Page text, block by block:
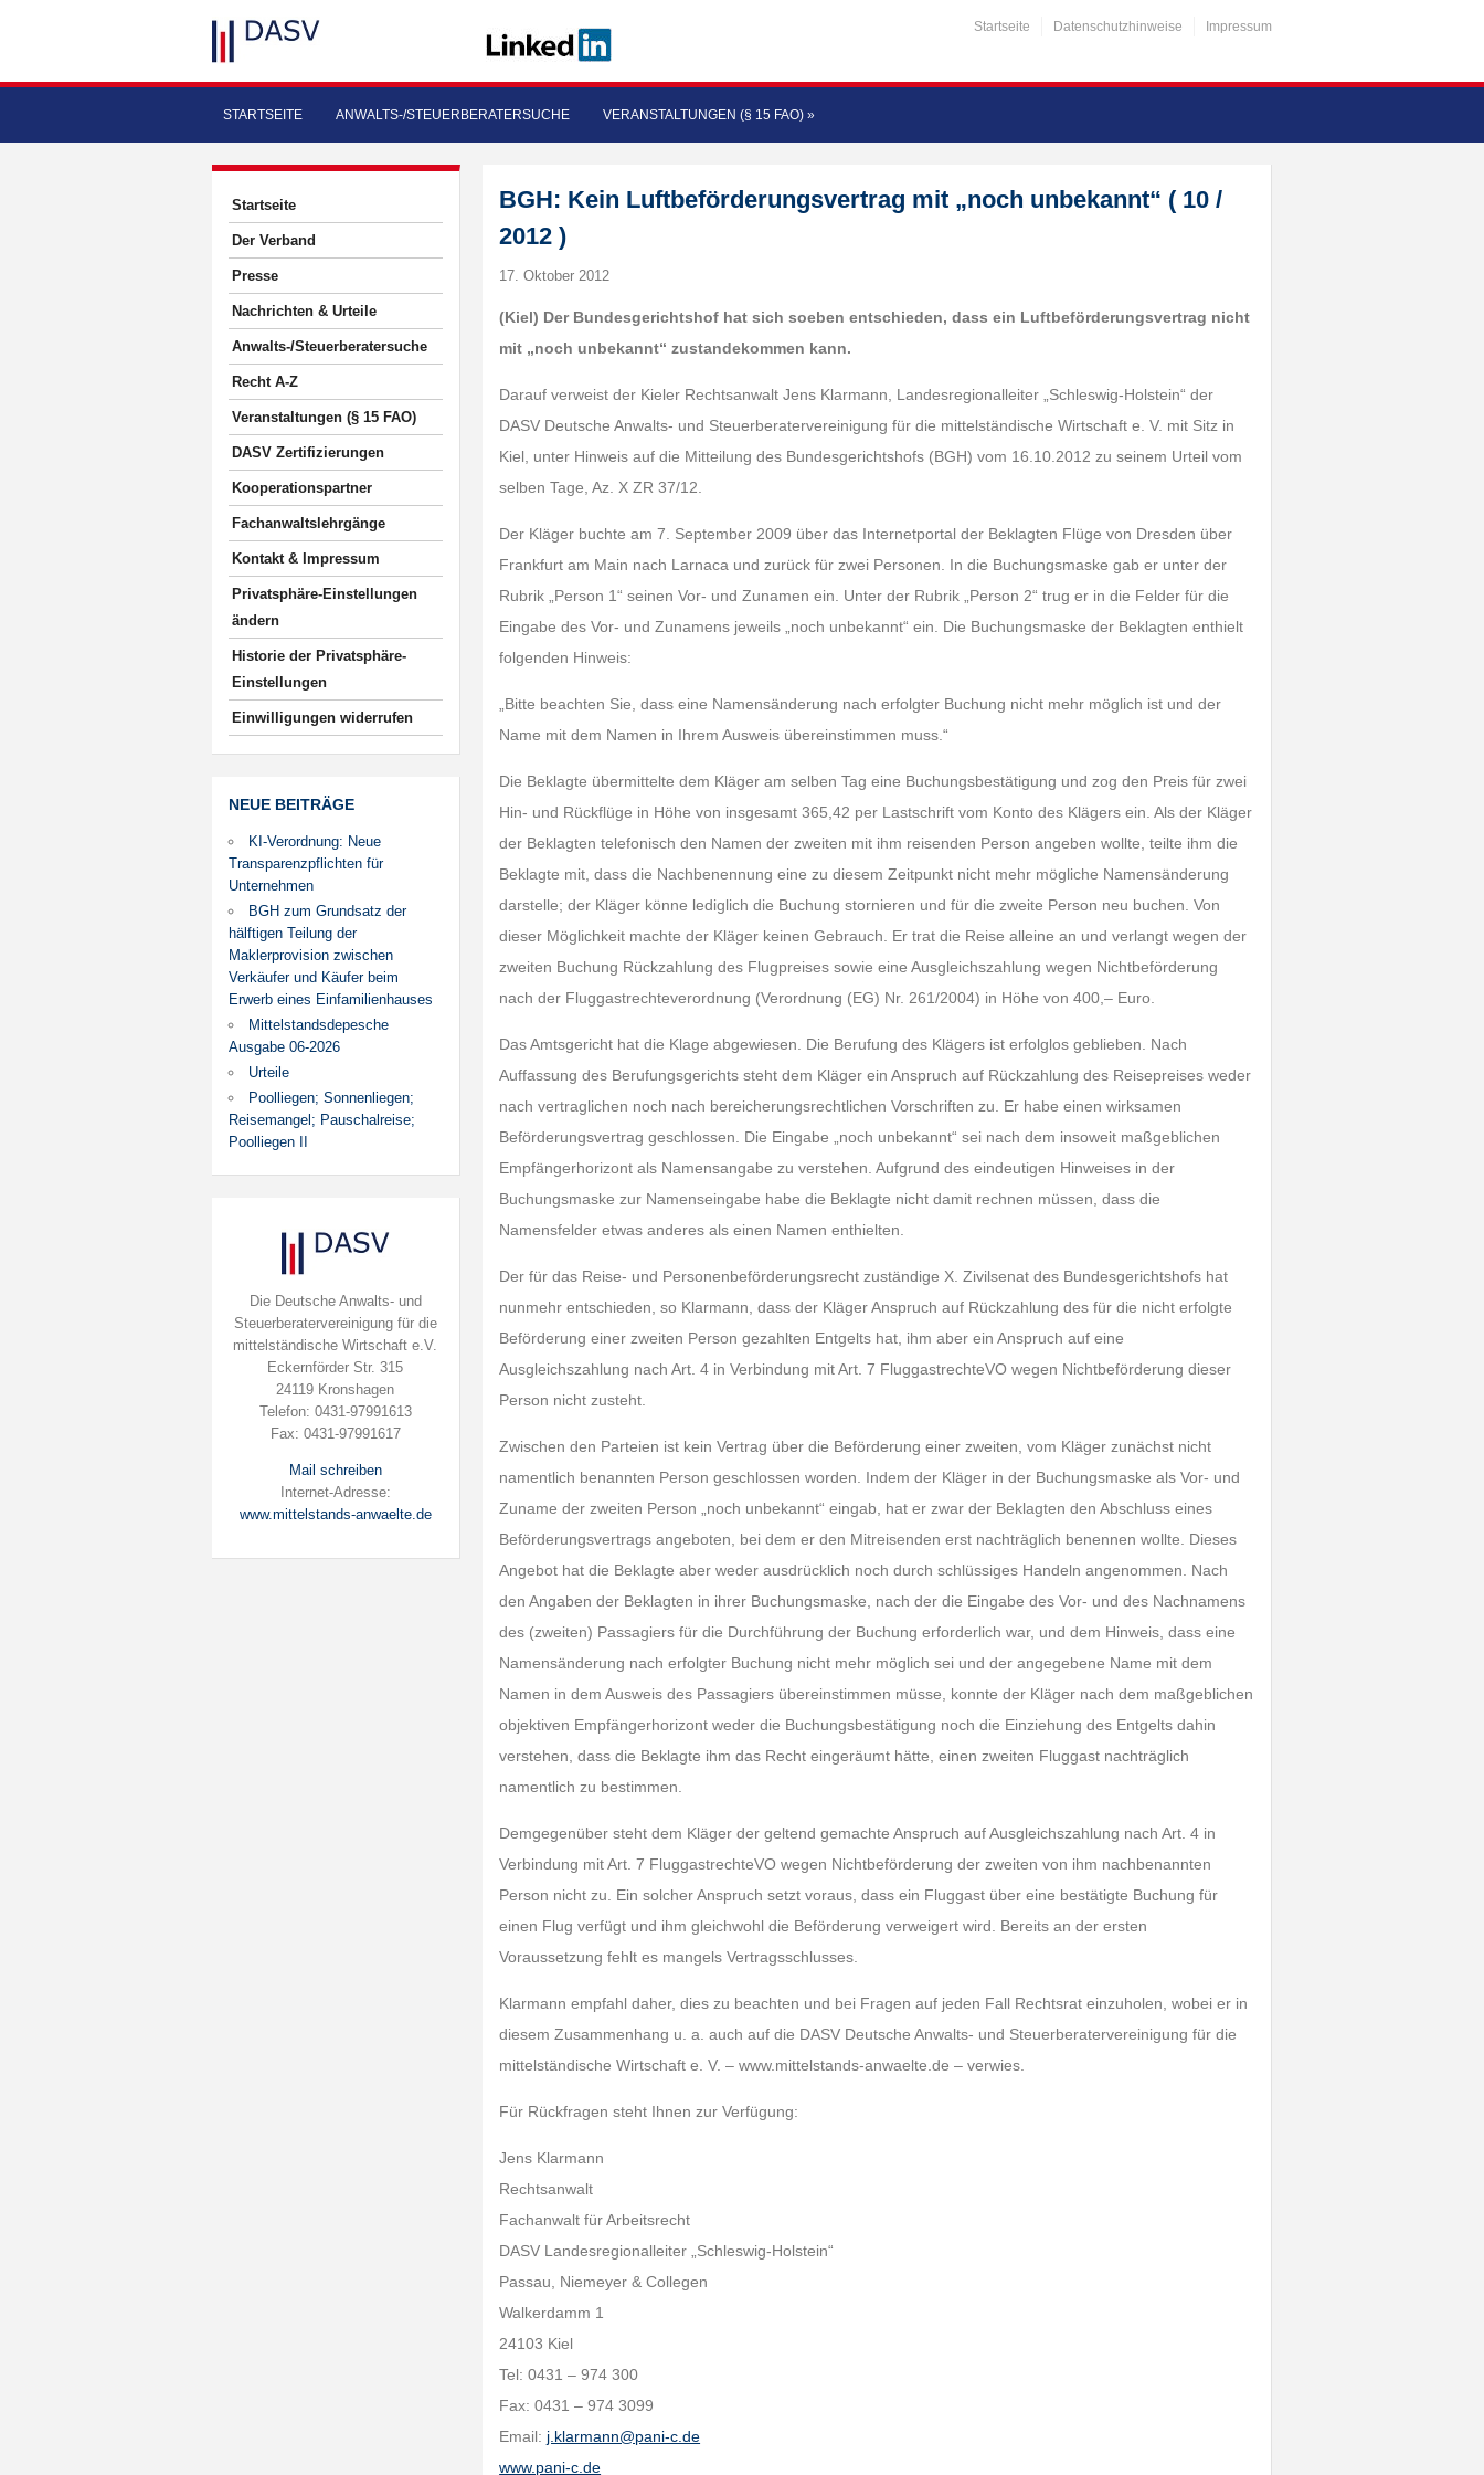
Startseite Datenschutzhinweise Impressum
STARTSEITE ANWALTS-/STEUERBERATERSUCHE VERANSTALTUNGEN (§ 15 FAO) »
Startseite
Der Verband
Presse
Nachrichten & Urteile
Anwalts-/Steuerberatersuche
Recht A-Z
Veranstaltungen (§ 15 FAO)
DASV Zertifizierungen
Kooperationspartner
Fachanwaltslehrgänge
Kontakt & Impressum
Privatsphäre-Einstellungen
ändern
Historie der Privatsphäre-
Einstellungen
Einwilligungen widerrufen
NEUE BEITRÄGE
KI-Verordnung: Neue
Transparenzpflichten für
Unternehmen
BGH zum Grundsatz der
hälftigen Teilung der
Maklerprovision zwischen
Verkäufer und Käufer beim
Erwerb eines Einfamilienhauses
Mittelstandsdepesche
Ausgabe 06-2026
Urteile
Poolliegen; Sonnenliegen;
Reisemangel; Pauschalreise;
Poolliegen II
Die Deutsche Anwalts- und
Steuerberatervereinigung für die
mittelständische Wirtschaft e.V.
Eckernförder Str. 315
24119 Kronshagen
Telefon: 0431-97991613
Fax: 0431-97991617
Mail schreiben
Internet-Adresse:
www.mittelstands-anwaelte.de
BGH: Kein Luftbeförderungsvertrag mit „noch unbekannt“ ( 10 /
2012 )
17. Oktober 2012
(Kiel) Der Bundesgerichtshof hat sich soeben entschieden, dass ein Luftbeförderungsvertrag nicht
mit „noch unbekannt“ zustandekommen kann.
Darauf verweist der Kieler Rechtsanwalt Jens Klarmann, Landesregionalleiter „Schleswig-Holstein“ der
DASV Deutsche Anwalts- und Steuerberatervereinigung für die mittelständische Wirtschaft e. V. mit Sitz in
Kiel, unter Hinweis auf die Mitteilung des Bundesgerichtshofs (BGH) vom 16.10.2012 zu seinem Urteil vom
selben Tage, Az. X ZR 37/12.
Der Kläger buchte am 7. September 2009 über das Internetportal der Beklagten Flüge von Dresden über
Frankfurt am Main nach Larnaca und zurück für zwei Personen. In die Buchungsmaske gab er unter der
Rubrik „Person 1“ seinen Vor- und Zunamen ein. Unter der Rubrik „Person 2“ trug er in die Felder für die
Eingabe des Vor- und Zunamens jeweils „noch unbekannt“ ein. Die Buchungsmaske der Beklagten enthielt
folgenden Hinweis:
„Bitte beachten Sie, dass eine Namensänderung nach erfolgter Buchung nicht mehr möglich ist und der
Name mit dem Namen in Ihrem Ausweis übereinstimmen muss.“
Die Beklagte übermittelte dem Kläger am selben Tag eine Buchungsbestätigung und zog den Preis für zwei
Hin- und Rückflüge in Höhe von insgesamt 365,42 per Lastschrift vom Konto des Klägers ein. Als der Kläger
der Beklagten telefonisch den Namen der zweiten mit ihm reisenden Person angeben wollte, teilte ihm die
Beklagte mit, dass die Nachbenennung eine zu diesem Zeitpunkt nicht mehr mögliche Namensänderung
darstelle; der Kläger könne lediglich die Buchung stornieren und für die zweite Person neu buchen. Von
dieser Möglichkeit machte der Kläger keinen Gebrauch. Er trat die Reise alleine an und verlangt wegen der
zweiten Buchung Rückzahlung des Flugpreises sowie eine Ausgleichszahlung wegen Nichtbeförderung
nach der Fluggastrechteverordnung (Verordnung (EG) Nr. 261/2004) in Höhe von 400,– Euro.
Das Amtsgericht hat die Klage abgewiesen. Die Berufung des Klägers ist erfolglos geblieben. Nach
Auffassung des Berufungsgerichts steht dem Kläger ein Anspruch auf Rückzahlung des Reisepreises weder
nach vertraglichen noch nach bereicherungsrechtlichen Vorschriften zu. Er habe einen wirksamen
Beförderungsvertrag geschlossen. Die Eingabe „noch unbekannt“ sei nach dem insoweit maßgeblichen
Empfängerhorizont als Namensangabe zu verstehen. Aufgrund des eindeutigen Hinweises in der
Buchungsmaske zur Namenseingabe habe die Beklagte nicht damit rechnen müssen, dass die
Namensfelder etwas anderes als einen Namen enthielten.
Der für das Reise- und Personenbeförderungsrecht zuständige X. Zivilsenat des Bundesgerichtshofs hat
nunmehr entschieden, so Klarmann, dass der Kläger Anspruch auf Rückzahlung des für die nicht erfolgte
Beförderung einer zweiten Person gezahlten Entgelts hat, ihm aber ein Anspruch auf eine
Ausgleichszahlung nach Art. 4 in Verbindung mit Art. 7 FluggastrechteVO wegen Nichtbeförderung dieser
Person nicht zusteht.
Zwischen den Parteien ist kein Vertrag über die Beförderung einer zweiten, vom Kläger zunächst nicht
namentlich benannten Person geschlossen worden. Indem der Kläger in der Buchungsmaske als Vor- und
Zuname der zweiten Person „noch unbekannt“ eingab, hat er zwar der Beklagten den Abschluss eines
Beförderungsvertrags angeboten, bei dem er den Mitreisenden erst nachträglich benennen wollte. Dieses
Angebot hat die Beklagte aber weder ausdrücklich noch durch schlüssiges Handeln angenommen. Nach
den Angaben der Beklagten in ihrer Buchungsmaske, nach der die Eingabe des Vor- und des Nachnamens
des (zweiten) Passagiers für die Durchführung der Buchung erforderlich war, und dem Hinweis, dass eine
Namensänderung nach erfolgter Buchung nicht mehr möglich sei und der angegebene Name mit dem
Namen in dem Ausweis des Passagiers übereinstimmen müsse, konnte der Kläger nach dem maßgeblichen
objektiven Empfängerhorizont weder die Buchungsbestätigung noch die Einziehung des Entgelts dahin
verstehen, dass die Beklagte ihm das Recht eingeräumt hätte, einen zweiten Fluggast nachträglich
namentlich zu bestimmen.
Demgegenüber steht dem Kläger der geltend gemachte Anspruch auf Ausgleichszahlung nach Art. 4 in
Verbindung mit Art. 7 FluggastrechteVO wegen Nichtbeförderung der zweiten von ihm nachbenannten
Person nicht zu. Ein solcher Anspruch setzt voraus, dass ein Fluggast über eine bestätigte Buchung für
einen Flug verfügt und ihm gleichwohl die Beförderung verweigert wird. Bereits an der ersten
Voraussetzung fehlt es mangels Vertragsschlusses.
Klarmann empfahl daher, dies zu beachten und bei Fragen auf jeden Fall Rechtsrat einzuholen, wobei er in
diesem Zusammenhang u. a. auch auf die DASV Deutsche Anwalts- und Steuerberatervereinigung für die
mittelständische Wirtschaft e. V. – www.mittelstands-anwaelte.de – verwies.
Für Rückfragen steht Ihnen zur Verfügung:
Jens Klarmann
Rechtsanwalt
Fachanwalt für Arbeitsrecht
DASV Landesregionalleiter „Schleswig-Holstein“
Passau, Niemeyer & Collegen
Walkerdamm 1
24103 Kiel
Tel: 0431 – 974 300
Fax: 0431 – 974 3099
Email: j.klarmann@pani-c.de
www.pani-c.de